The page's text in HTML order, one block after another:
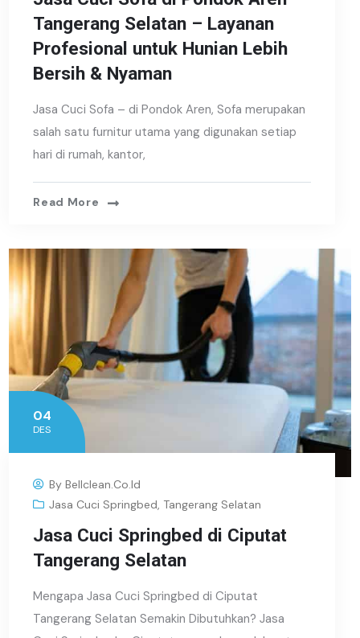
Tangerang Selatan – Layanan
Profesional untuk Hunian Lebih
Bersih & Nyaman
Jasa Cuci Sofa – di Pondok Aren, Sofa merupakan
salah satu furnitur utama yang digunakan setiap
hari di rumah, kantor,
Read More
04
DES
ByBellclean.co.id
Jasa Cuci Springbed, Tangerang Selatan
Jasa Cuci Springbed di Ciputat
Tangerang Selatan
Mengapa Jasa Cuci Springbed di Ciputat
Tangerang Selatan Semakin Dibutuhkan? Jasa